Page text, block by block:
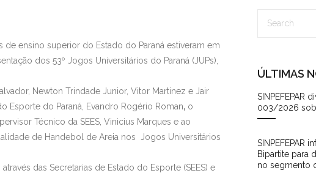
ensino superior do Estado do Paraná estiveram em
dos 53º Jogos Universitários do Paraná (JUPs),
Newton Trindade Junior, Vitor Martinez e Jair
Esporte do Paraná, Evandro Rogério Roman, o
Técnico da SEES, Vinicius Marques e ao
de Handebol de Areia nos Jogos Universitários
das Secretarias de Estado do Esporte (SEES) e
ÚLTIMAS
SINPEFEPAR
003/2026
SINPEFEPAR
Bipartite para
no segmento